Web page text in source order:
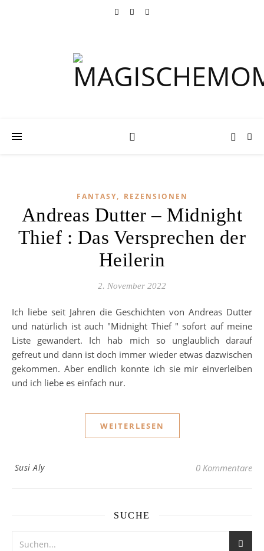
FANTASY, REZENSIONEN
Andreas Dutter – Midnight
Thief : Das Versprechen der
Heilerin
2. November 2022
Ich liebe seit Jahren die Geschichten von Andreas Dutter
und natürlich ist auch "Midnight Thief " sofort auf meine
Liste gewandert. Ich hab mich so unglaublich darauf
gefreut und dann ist doch immer wieder etwas dazwischen
gekommen. Aber endlich konnte ich sie mir einverleiben
und ich liebe es einfach nur.
WEITERLESEN
Susi Aly 0 Kommentare
SUCHE